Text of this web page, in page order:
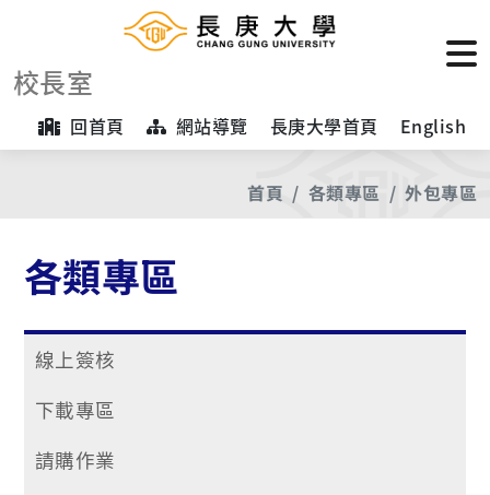
校長室
回首頁 網站導覽 長庚大學首頁 English
首頁 各類專區 外包專區
各類專區
線上簽核
下載專區
請購作業